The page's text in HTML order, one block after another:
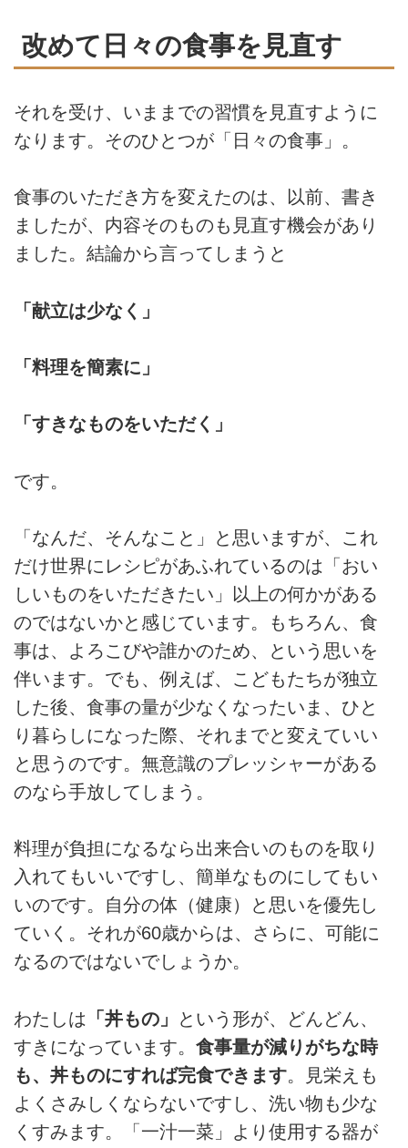
改めて日々の食事を見直す
それを受け、いままでの習慣を見直すように
なります。そのひとつが「日々の食事」。
食事のいただき方を変えたのは、以前、書き
ましたが、内容そのものも見直す機会があり
ました。結論から言ってしまうと
「献立は少なく」
「料理を簡素に」
「すきなものをいただく」
です。
「なんだ、そんなこと」と思いますが、これ
だけ世界にレシピがあふれているのは「おい
しいものをいただきたい」以上の何かがある
のではないかと感じています。もちろん、食
事は、よろこびや誰かのため、という思いを
伴います。でも、例えば、こどもたちが独立
した後、食事の量が少なくなったいま、ひと
り暮らしになった際、それまでと変えていい
と思うのです。無意識のプレッシャーがある
のなら手放してしまう。
料理が負担になるなら出来合いのものを取り
入れてもいいですし、簡単なものにしてもい
いのです。自分の体（健康）と思いを優先し
ていく。それが60歳からは、さらに、可能に
なるのではないでしょうか。
わたしは 「丼もの」
という形が、どんどん、
すきになっています。 食事量が減りがちな時
も、丼ものにすれば完食できます。見栄えも
よくさみしくならないですし、洗い物も少な
くすみます。「一汁一菜」より使用する器が